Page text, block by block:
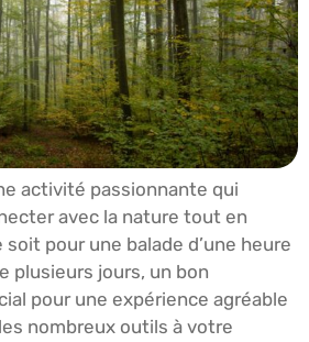
activité passionnante qui
avec la nature tout en
pour une balade d’une heure
plusieurs jours, un bon
pour une expérience agréable
nombreux outils à votre